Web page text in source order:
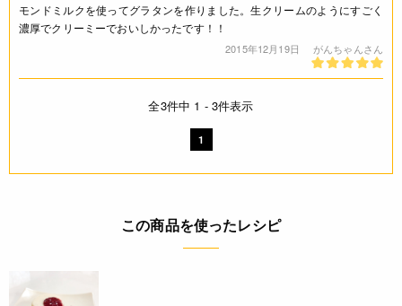
モンドミルクを使ってグラタンを作りました。生クリームのようにすごく
濃厚でクリーミーでおいしかったです！！
2015年12月19日 がんちゃんさん
全3件中 1 - 3件表示
1
この商品を使ったレシピ